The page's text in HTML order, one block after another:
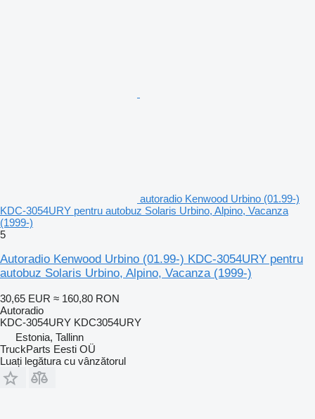
autoradio Kenwood Urbino (01.99-)
KDC-3054URY pentru autobuz Solaris Urbino, Alpino, Vacanza
(1999-)
5
Autoradio Kenwood Urbino (01.99-) KDC-3054URY pentru
autobuz Solaris Urbino, Alpino, Vacanza (1999-)
30,65 EUR ≈ 160,80 RON
Autoradio
KDC-3054URY KDC3054URY
Estonia, Tallinn
TruckParts Eesti OÜ
Luați legătura cu vânzătorul